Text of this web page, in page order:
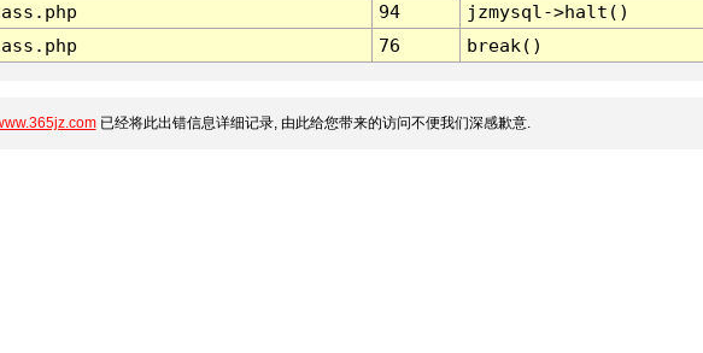
94
jzmysql->halt()
76 break()
已经将此出错信息详细记录, 由此给您带来的访问不便我们深感歉意.